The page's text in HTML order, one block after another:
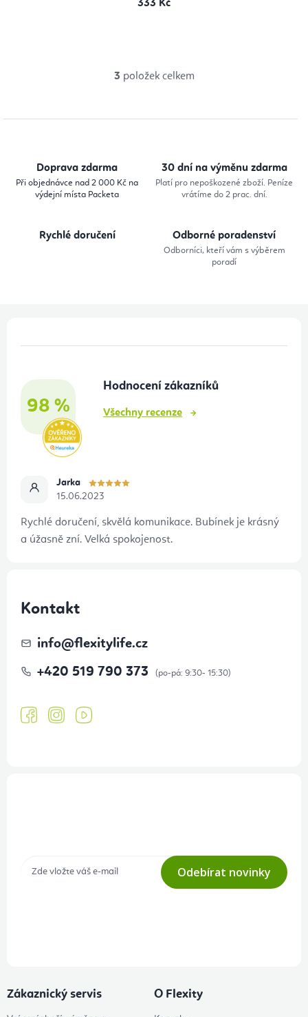
333 Kč
l
d
a
i
s
3 položek celkem
Doprava zdarma
Při objednávce nad 2 000 Kč na
výdejní místa Packeta
30 dní na výměnu zdarma
Platí pro nepoškozené zboží. Peníze
vrátíme do 2 prac. dní.
Rychlé doručení Odborné poradenství
Odborníci, kteří vám s výběrem
poradí
98 %
Hodnocení zákazníků
Všechny recenze
Jarka
15.06.2023
Rychlé doručení, skvělá komunikace. Bubínek je krásný
a úžasně zní. Velká spokojenost.
Kontakt
info@flexitylife.cz
+420 519 790 373
Odebírat novinky
Zákaznický servis O Flexity